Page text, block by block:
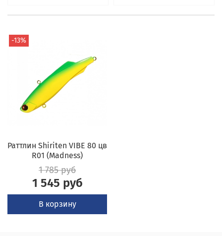
-13%
Раттлин Shiriten VIBE 80 цв
R01 (Madness)
1 785 руб
1 545 руб
В корзину